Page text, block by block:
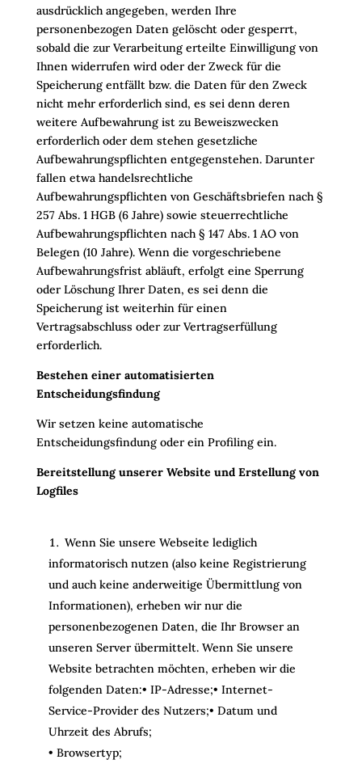
ausdrücklich angegeben, werden Ihre
personenbezogen Daten gelöscht oder gesperrt,
sobald die zur Verarbeitung erteilte Einwilligung von
Ihnen widerrufen wird oder der Zweck für die
Speicherung entfällt bzw. die Daten für den Zweck
nicht mehr erforderlich sind, es sei denn deren
weitere Aufbewahrung ist zu Beweiszwecken
erforderlich oder dem stehen gesetzliche
Aufbewahrungspflichten entgegenstehen. Darunter
fallen etwa handelsrechtliche
Aufbewahrungspflichten von Geschäftsbriefen nach §
257 Abs. 1 HGB (6 Jahre) sowie steuerrechtliche
Aufbewahrungspflichten nach § 147 Abs. 1 AO von
Belegen (10 Jahre). Wenn die vorgeschriebene
Aufbewahrungsfrist abläuft, erfolgt eine Sperrung
oder Löschung Ihrer Daten, es sei denn die
Speicherung ist weiterhin für einen
Vertragsabschluss oder zur Vertragserfüllung
erforderlich.
Bestehen einer automatisierten
Entscheidungsfindung
Wir setzen keine automatische
Entscheidungsfindung oder ein Profiling ein.
Bereitstellung unserer Website und Erstellung von
Logfiles
Wenn Sie unsere Webseite lediglich
informatorisch nutzen (also keine Registrierung
und auch keine anderweitige Übermittlung von
Informationen), erheben wir nur die
personenbezogenen Daten, die Ihr Browser an
unseren Server übermittelt. Wenn Sie unsere
Website betrachten möchten, erheben wir die
folgenden Daten:• IP-Adresse;• Internet-
Service-Provider des Nutzers;• Datum und
Uhrzeit des Abrufs;
• Browsertyp;